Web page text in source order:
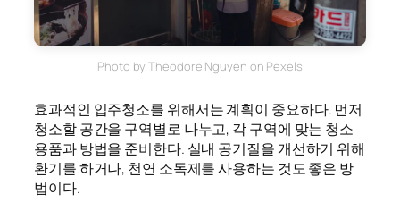
Photo by Theodore Nguyen on Pexels
효과적인 입주청소를 위해서는 계획이 중요하다. 먼저
청소할 공간을 구역별로 나누고, 각 구역에 맞는 청소
용품과 방법을 준비한다. 실내 공기질을 개선하기 위해
환기를 하거나, 천연 소독제를 사용하는 것도 좋은 방
법이다.